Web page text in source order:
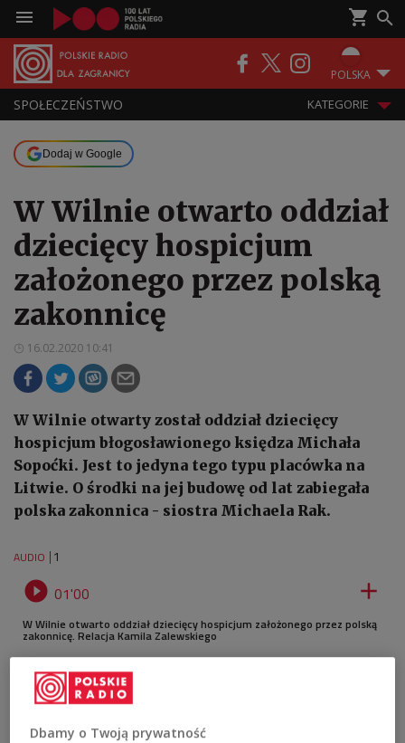
POLSKA
SPOŁECZEŃSTWO KATEGORIE
Dodaj w Google
W Wilnie otwarto oddział
dziecięcy hospicjum
założonego przez polską
zakonnicę
16.02.2020 10:41
W Wilnie otwarty został oddział dziecięcy
hospicjum błogosławionego księdza Michała
Sopoćki. Jest to jedyna tego typu placówka na
Litwie. O środki na jej budowę od lat zabiegała
polska zakonnica - siostra Michaela Rak.
AUDIO 1
 01'00 
W Wilnie otwarto oddział dziecięcy hospicjum założonego przez polską
zakonnicę. Relacja Kamila Zalewskiego
Dbamy o Twoją prywatność